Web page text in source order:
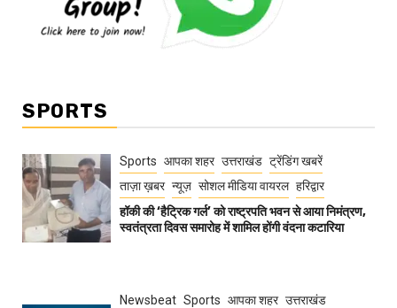
SPORTS
Sports आपका शहर उत्तराखंड ट्रेंडिंग खबरें
ताज़ा ख़बर न्यूज़ सोशल मीडिया वायरल हरिद्वार
हॉकी की ‘हैट्रिक गर्ल’ को राष्ट्रपति भवन से आया निमंत्रण,
स्वतंत्रता दिवस समारोह में शामिल होंगी वंदना कटारिया
Newsbeat Sports आपका शहर उत्तराखंड